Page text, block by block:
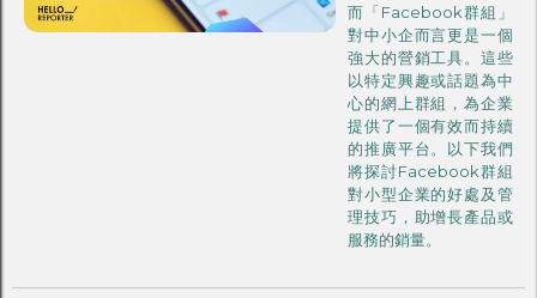
而「Facebook群組」
對中小企而言更是一個
強大的營銷工具。這些
以特定興趣或話題為中
心的網上群組，為企業
提供了一個有效而持續
的推廣平台。以下我們
將探討Facebook群組
對小型企業的好處及管
理技巧，助增長產品或
服務的銷量。